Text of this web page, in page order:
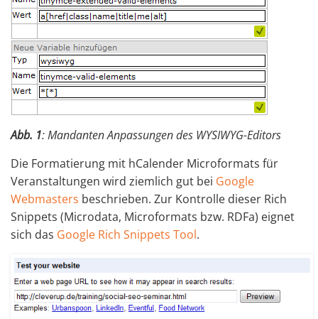
Abb. 1: Mandanten Anpassungen des WYSIWYG-Editors
Die Formatierung mit hCalender Microformats für
Veranstaltungen wird ziemlich gut bei Google
Webmasters beschrieben. Zur Kontrolle dieser Rich
Snippets (Microdata, Microformats bzw. RDFa) eignet
sich das Google Rich Snippets Tool.